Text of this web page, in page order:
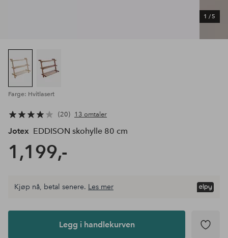
1 /5
Farge: Hvitlasert
20 13 omtaler
Jotex EDDISON skohylle 80 cm
1,199,-
Legg i
Kjøp nå, betal senere. Les mer
Legg i handlekurven